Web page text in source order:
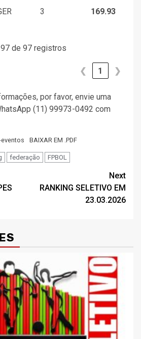
3 169.93
de 97 registros
❮ 1 ❯
por favor, envie uma
(11) 99973-0492 com
BAIXAR EM .PDF
federação FPBOL
Next
RANKING SELETIVO EM
23.03.2026